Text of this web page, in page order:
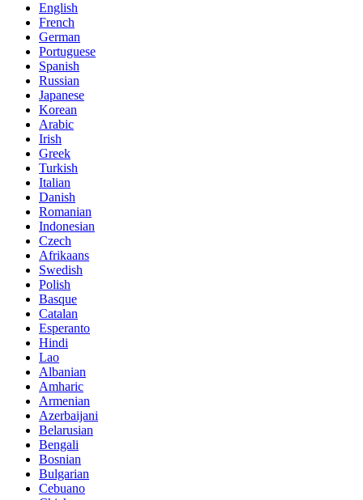
English
French
German
Portuguese
Spanish
Russian
Japanese
Korean
Arabic
Irish
Greek
Turkish
Italian
Danish
Romanian
Indonesian
Czech
Afrikaans
Swedish
Polish
Basque
Catalan
Esperanto
Hindi
Lao
Albanian
Amharic
Armenian
Azerbaijani
Belarusian
Bengali
Bosnian
Bulgarian
Cebuano